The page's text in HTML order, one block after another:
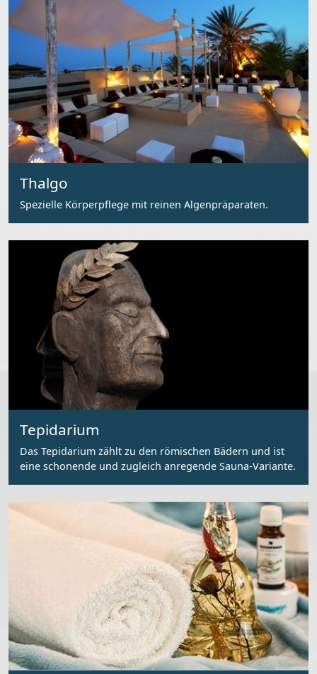
Thalgo
Spezielle Körperpflege mit reinen Algenpräparaten.
Tepidarium
Das Tepidarium zählt zu den römischen Bädern und ist
eine schonende und zugleich anregende Sauna-Variante.